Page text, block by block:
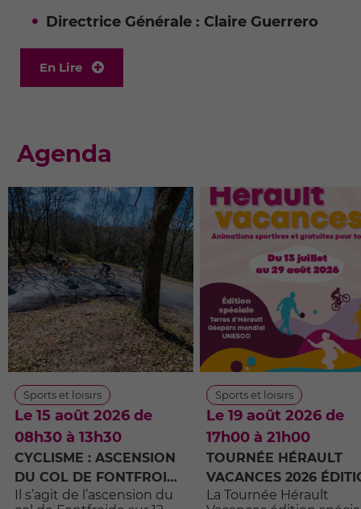
Directrice Générale : Claire Guerrero
En Lire
Agenda
Sports et loisirs
Le 15 août 2026 de
08h30 à 13h30
CYCLISME : ASCENSION
DU COL DE FONTFROIDE
- SOUVENIR ERIC GOU
Il s’agit de l’ascension du
Sports et loisirs
Le 19 août 2026 de
17h00 à 21h00
TOURNÉE HÉRAULT
VACANCES 2026
SPÉCIALE « TERRES
La Tournée Hérault